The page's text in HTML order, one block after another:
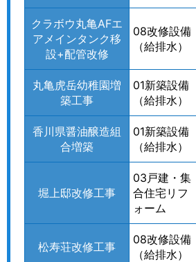
クラボウ丸亀AFエ
アメインタンク移
設+配管改修
08改修設備
（給排水）
丸亀虎岳幼稚園増
築工事
01新築設備
（給排水）
香川県醤油醸造組
合増築
01新築設備
（給排水）
堀上邸改修工事
03戸建・集
合住宅リフ
ォーム
松寿荘改修工事
08改修設備
（給排水）